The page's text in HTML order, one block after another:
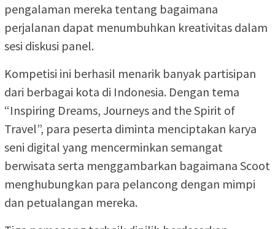
pengalaman mereka tentang bagaimana
perjalanan dapat menumbuhkan kreativitas dalam
sesi diskusi panel.
Kompetisi ini berhasil menarik banyak partisipan
dari berbagai kota di Indonesia. Dengan tema
“Inspiring Dreams, Journeys and the Spirit of
Travel”, para peserta diminta menciptakan karya
seni digital yang mencerminkan semangat
berwisata serta menggambarkan bagaimana Scoot
menghubungkan para pelancong dengan mimpi
dan petualangan mereka.